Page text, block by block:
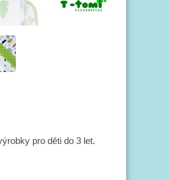
pro děti do 3 let.